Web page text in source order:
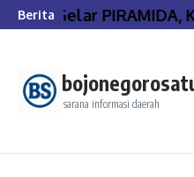
Lewati ke konten
BeritaGelar PIRAMIDA,
sarana informasi daerah